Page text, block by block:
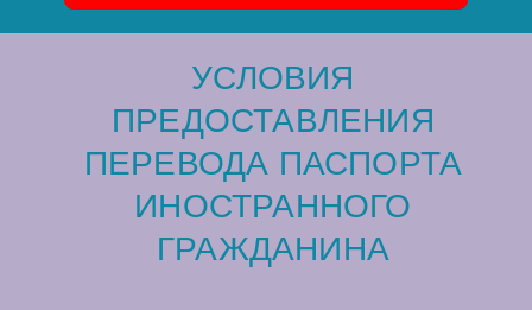
УСЛОВИЯ
ПРЕДОСТАВЛЕНИЯ
ПЕРЕВОДА ПАСПОРТА
ИНОСТРАННОГО
ГРАЖДАНИНА